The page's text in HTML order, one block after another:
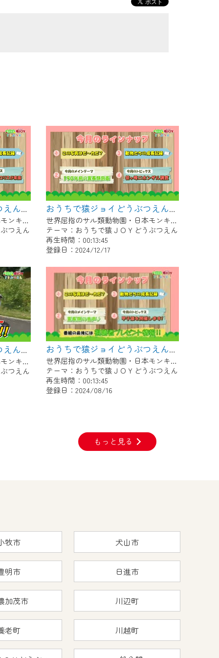
おうちで猿ジョイどうぶつえん～サイクスモンキー～（2024年12月16日初回放送）
世界屈指のサル類動物園・日本モンキーセンター協力の親子で学べる動物番組。
つえん
おうちで猿ジョイどうぶつえん～190年前の霊長類図鑑～（2024年11月16日初回放送）
世界屈指のサル類動物園・日本モンキーセンター協力の親子で学べる動物番組。
テーマ：おうちで猿ＪＯＹどうぶつえん
再生時間：00:13:45
登録日：2024/12/17
おうちで猿ジョイどうぶつえん～霊長類だけじゃない！？ 夏休みは日本モンキーセンターへ！～（2024年8月16日初回放送）
世界屈指のサル類動物園・日本モンキーセンター協力の親子で学べる動物番組。
つえん
おうちで猿ジョイどうぶつえん～霊長類の音声～（2024年7月16日初回放送）
世界屈指のサル類動物園・日本モンキーセンター協力の親子で学べる動物番組。
テーマ：おうちで猿ＪＯＹどうぶつえん
再生時間：00:13:45
登録日：2024/08/16
もっと見る
牧市 犬山市
明市 日進市
加茂市 川辺町
老町 川越町